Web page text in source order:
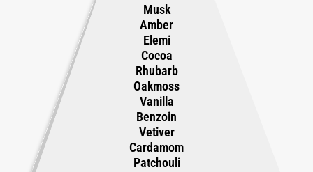
και η πραγματικότητα μπλέκονται.
Musk
Amber
Elemi
Cocoa
Rhubarb
Oakmoss
Vanilla
Benzoin
Vetiver
Cardamom
Patchouli